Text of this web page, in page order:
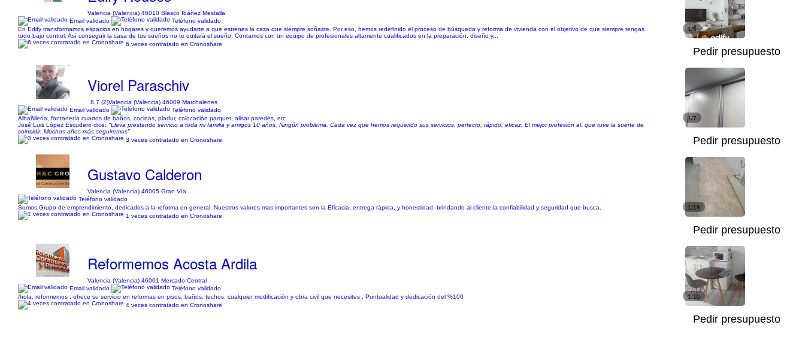
Valencia (Valencia) 46010 Blasco Ibáñez Mestalla
Email validado
Teléfono validado
En Edify transformamos espacios en hogares y queremos ayudarte a que estrenes la casa que siempre soñaste. Por eso, hemos redefinido el proceso de búsqueda y reforma de vivienda con el objetivo de que siempre tengas
todo bajo control. Así conseguir la casa de tus sueños no te quitará el sueño. Contamos con un equipo de profesionales altamente cualificados en la preparación, diseño y...
6 veces contratado en Cronoshare
1/5
Pedir presupuesto
Viorel Paraschiv
8,7 (2)Valencia (Valencia) 46009 Marchalenes
Email validado
Teléfono validado
Albañilería, fontanería cuartos de baños, cocinas, pladur, colocación parquet, alisar paredes, etc.
José Luis López Escudero dice: "Lleva prestando servicio a toda mi familia y amigos 10 años. Ningún problema. Cada vez que hemos requerido sus servicios, perfecto, rápido, eficaz. El mejor profesión al, que tuve la suerte de
coincidir. Muchos años más seguiremos"
3 veces contratado en Cronoshare
1/7
Pedir presupuesto
Gustavo Calderon
Valencia (Valencia) 46005 Gran Vía
Teléfono validado
Somos Grupo de emprendimiento, dedicados a la reforma en general. Nuestros valores mas importantes son la Eficacia, entrega rápida, y honestidad, brindando al cliente la confiabilidad y seguridad que busca.
1 veces contratado en Cronoshare
1/18
Pedir presupuesto
Reformemos Acosta Ardila
Valencia (Valencia) 46001 Mercado Central
Email validado
Teléfono validado
/hola, reformemos : ofrece su servicio en reformas en pisos, baños, techos, cualquier modificación y obra civil que necesites . Puntualidad y dedicación del %100
4 veces contratado en Cronoshare
1/10
Pedir presupuesto